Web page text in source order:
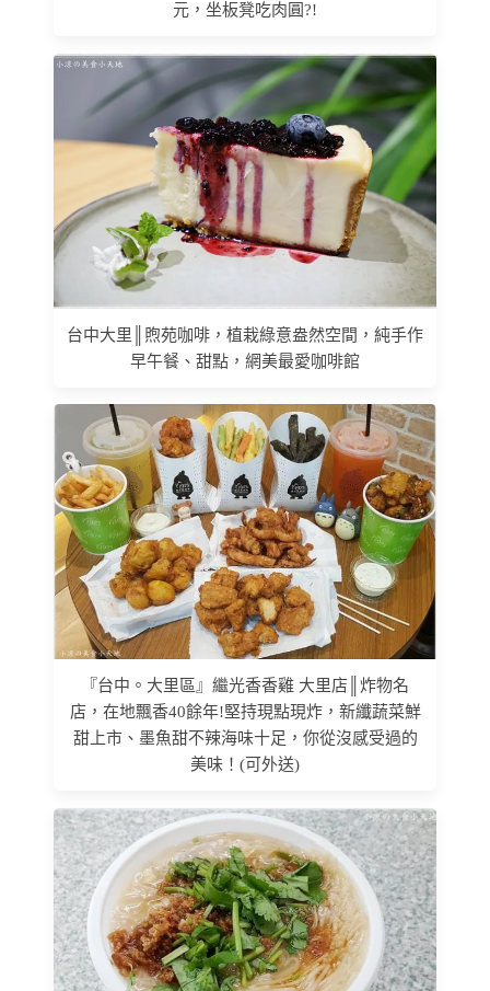
元，坐板凳吃肉圓?!
台中大里║煦苑咖啡，植栽綠意盎然空間，純手作
早午餐、甜點，網美最愛咖啡館
『台中。大里區』繼光香香雞 大里店║炸物名
店，在地飄香40餘年!堅持現點現炸，新纖蔬菜鮮
甜上市、墨魚甜不辣海味十足，你從沒感受過的
美味！(可外送)